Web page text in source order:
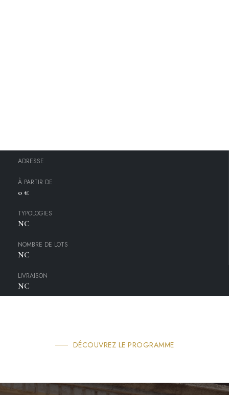
ADRESSE
À PARTIR DE
0 €
TYPOLOGIES
NC
NOMBRE DE LOTS
NC
LIVRAISON
NC
DÉCOUVREZ LE PROGRAMME